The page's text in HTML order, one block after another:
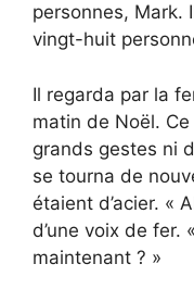
personnes, Mark.
vingt-huit
Il regarda par la
matin de Noël. Ce
grands gestes ni
se tourna de
étaient d’acier. «
d’une voix de fer.
maintenant ? »